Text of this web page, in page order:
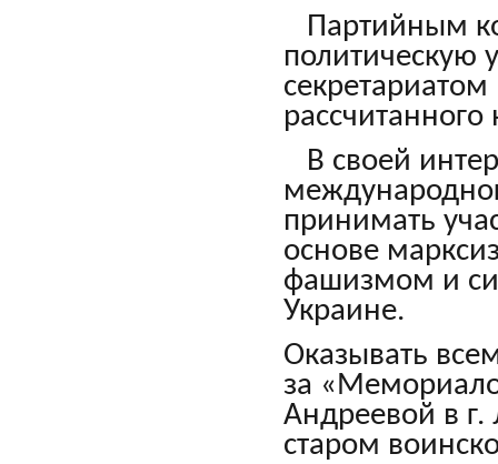
Партийным
политическую
В своей
принимать
основе
фашизмом и
Украине.
Оказывать
за
Андреевой в г.
старом